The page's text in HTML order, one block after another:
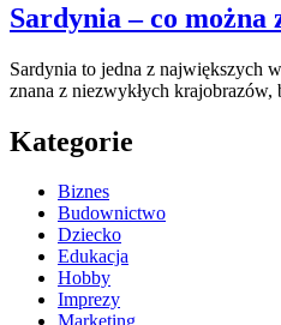
Sardynia – co można
Sardynia to jedna z największych
znana z niezwykłych
Kategorie
Biznes
Budownictwo
Dziecko
Edukacja
Hobby
Imprezy